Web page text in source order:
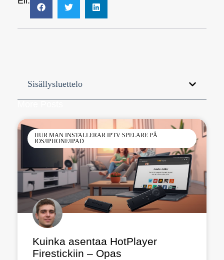
Sisällysluettelo
HUR MAN INSTALLERAR IPTV-SPELARE PÅ
IOS/IPHONE/IPAD
Kuinka asentaa HotPlayer
Firestickiin – Opas